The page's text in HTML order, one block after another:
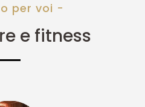
per voi -
e fitness